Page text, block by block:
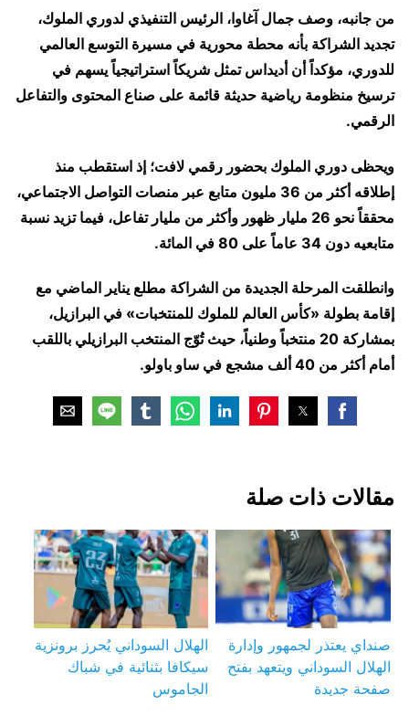
من جانبه، وصف جمال آغاوا، الرئيس التنفيذي لدوري الملوك،
تجديد الشراكة بأنه محطة محورية في مسيرة التوسع العالمي
للدوري، مؤكداً أن أديداس تمثل شريكاً استراتيجياً يسهم في
ترسيخ منظومة رياضية حديثة قائمة على صناع المحتوى والتفاعل
الرقمي.
ويحظى دوري الملوك بحضور رقمي لافت؛ إذ استقطب منذ
إطلاقه أكثر من 36 مليون متابع عبر منصات التواصل الاجتماعي،
محققاً نحو 26 مليار ظهور وأكثر من مليار تفاعل، فيما تزيد نسبة
متابعيه دون 34 عاماً على 80 في المائة.
وانطلقت المرحلة الجديدة من الشراكة مطلع يناير الماضي مع
إقامة بطولة «كأس العالم للملوك للمنتخبات» في البرازيل،
بمشاركة 20 منتخباً وطنياً، حيث تُوّج المنتخب البرازيلي باللقب
أمام أكثر من 40 ألف مشجع في ساو باولو.
مقالات ذات صلة
صنداي يعتذر لجمهور وإدارة
الهلال السوداني ويتعهد بفتح
صفحة جديدة
الهلال السوداني يُحرز برونزية
سيكافا بثنائية في شباك
الجاموس